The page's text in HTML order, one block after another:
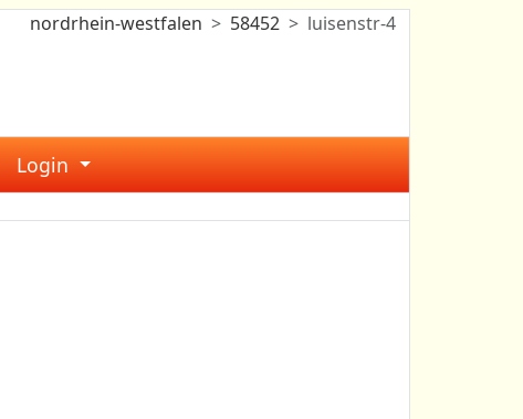
nordrhein-westfalen 58452 luisenstr-4
Login